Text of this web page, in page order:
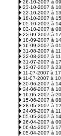
26-10-2007 à
23-10-2007 à
22-10-2007 à
18-10-2007 à
05-10-2007 à
03-10-2007 à
22-09-2007 à
18-09-2007 à
16-09-2007 à
31-08-2007 à
22-08-2007 à
31-07-2007 à
12-07-2007 à
11-07-2007 à
11-07-2007 à
30-06-2007 à
24-06-2007 à
16-06-2007 à
15-06-2007 à
28-05-2007 à
24-05-2007 à
05-05-2007 à
26-04-2007 à
06-04-2007 à
05-04-2007 à